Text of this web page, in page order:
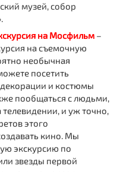
музей, собор
на Мосфильм–
на съемочную
необычная
посетить
и костюмы
пообщаться с людьми,
и уж точно,
этого
кино. Мы
экскурсию по
звезды первой